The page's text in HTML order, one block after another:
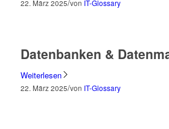
22. März 2025/von IT-Glossary
Datenbanken &
Weiterlesen
22. März 2025/von IT-Glossary